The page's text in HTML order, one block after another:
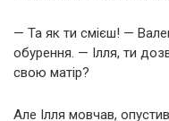
— Та як ти смієш! —
обурення. — Ілля, ти
свою матір?
Але Ілля мовчав,